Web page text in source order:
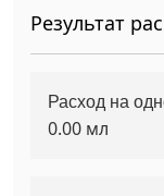
Кронштейны и
Метрический
Результат
Расход на
0.00 мл